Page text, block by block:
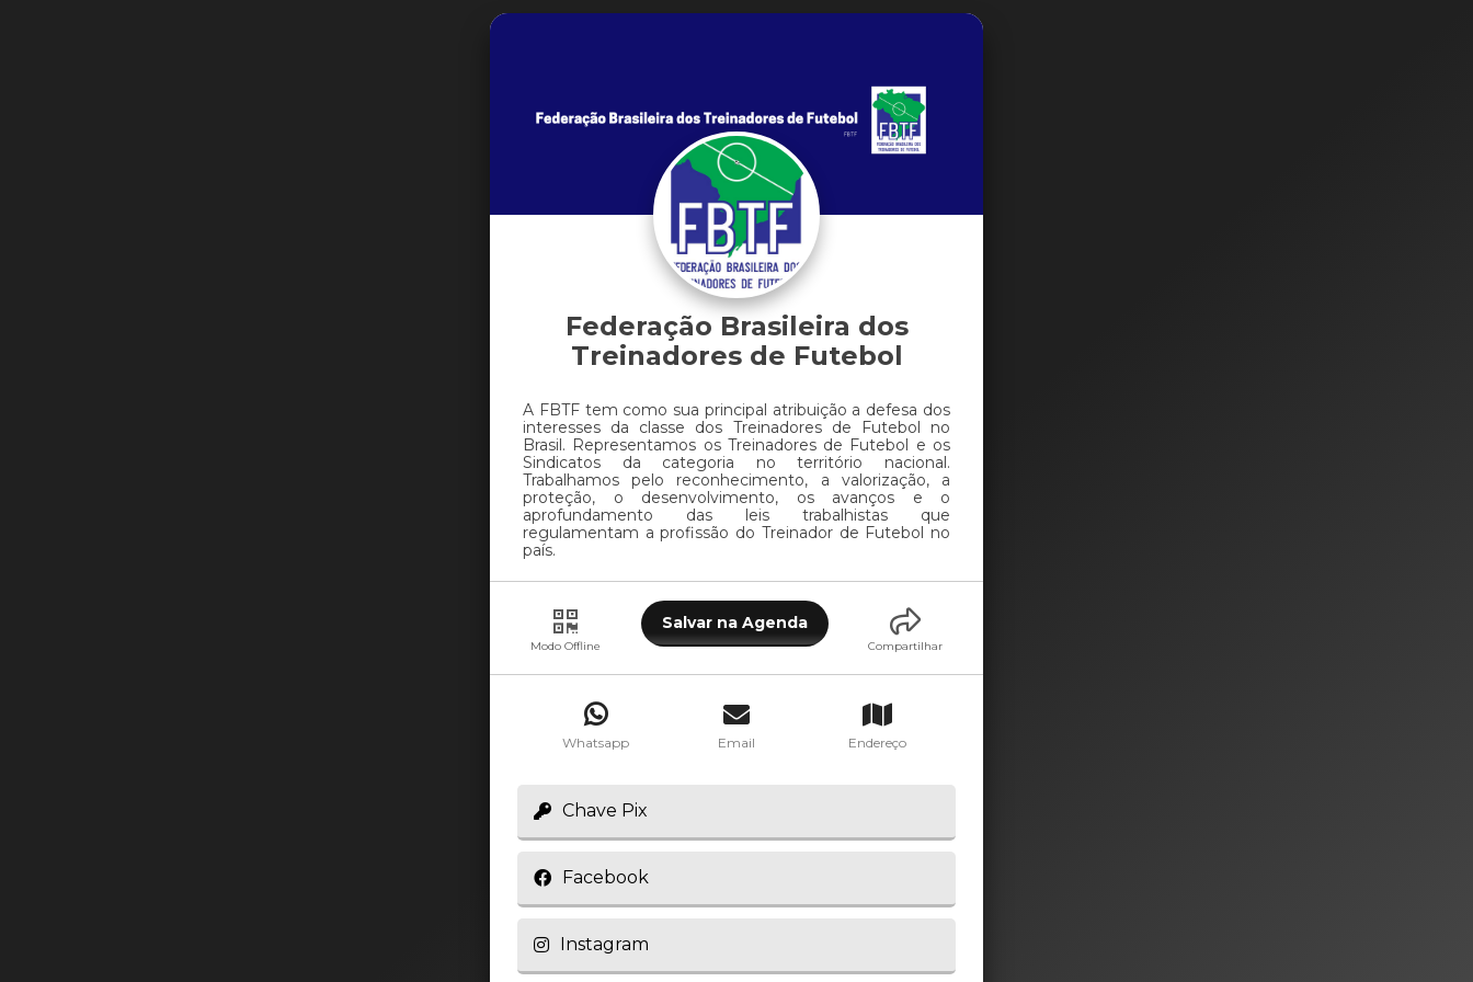
Federação Brasileira dos
Treinadores de Futebol
A FBTF tem como sua principal atribuição a defesa dos
interesses da classe dos Treinadores de Futebol no
Brasil. Representamos os Treinadores de Futebol e os
Sindicatos da categoria no território nacional.
Trabalhamos pelo reconhecimento, a valorização, a
proteção, o desenvolvimento, os avanços e o
aprofundamento das leis trabalhistas que
regulamentam a profissão do Treinador de Futebol no
país.
Modo Offline
Salvar na Agenda
Compartilhar
Whatsapp Email Endereço
Chave Pix
Facebook
Instagram